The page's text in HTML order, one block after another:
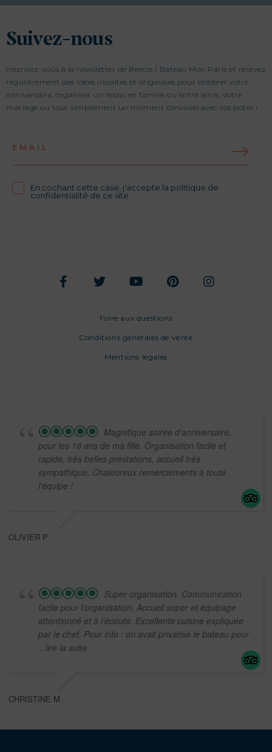
Suivez-nous
Inscrivez-vous à la newsletter de Beecie / Bateau Mon Paris et recevez
régulièrement des idées insolites et originales pour célébrer votre
anniversaire, organiser un repas en famille ou entre amis, votre
mariage ou tout simplement un moment convivial avec vos potes !
EMAIL
En cochant cette case, j'accepte la politique de
confidentialité de ce site
Foire aux questions
Conditions générales de vente
Mentions légales
Magnifique soirée d'anniversaire,
pour les 18 ans de ma fille. Organisation facile et
rapide, très belles prestations, accueil très
sympathique. Chaleureux remerciements à toute
l'équipe !
OLIVIER P
Super organisation. Communication
facile pour l’organisation. Accueil super et équipage
attentionné et à l’écoute. Excellente cuisine expliquée
par le chef. Pour info : on avait privatisé le bateau pour
...lire la suite
CHRISTINE M